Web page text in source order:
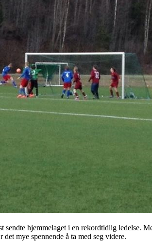
hjemmelaget i en rekordtidlig ledelse.
mye spennende å ta med seg videre.